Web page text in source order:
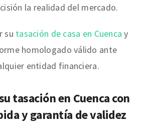
la realidad del mercado.
su tasación de casa en Cuenca y
homologado válido ante
entidad financiera.
tasación en Cuencacon
y garantía de validez